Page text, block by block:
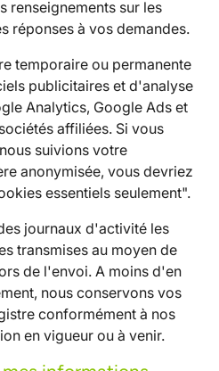
renseignements sur les
réponses à vos demandes.
temporaire ou permanente
publicitaires et d'analyse
Analytics, Google Ads et
affiliées. Si vous
suivions votre
anonymisée, vous devriez
essentiels seulement".
journaux d'activité les
transmises au moyen de
de l'envoi. A moins d'en
nous conservons vos
conformément à nos
en vigueur ou à venir.